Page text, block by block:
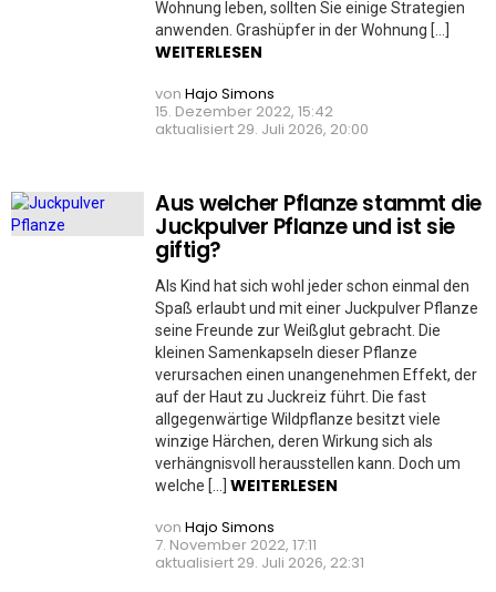
Wohnung leben, sollten Sie einige Strategien
anwenden. Grashüpfer in der Wohnung […]
WEITERLESEN
von Hajo Simons
15. Dezember 2022, 15:42
aktualisiert 29. Juli 2026, 20:00
Aus welcher Pflanze stammt die
Juckpulver Pflanze und ist sie
giftig?
Als Kind hat sich wohl jeder schon einmal den
Spaß erlaubt und mit einer Juckpulver Pflanze
seine Freunde zur Weißglut gebracht. Die
kleinen Samenkapseln dieser Pflanze
verursachen einen unangenehmen Effekt, der
auf der Haut zu Juckreiz führt. Die fast
allgegenwärtige Wildpflanze besitzt viele
winzige Härchen, deren Wirkung sich als
verhängnisvoll herausstellen kann. Doch um
welche […] WEITERLESEN
von Hajo Simons
7. November 2022, 17:11
aktualisiert 29. Juli 2026, 22:31